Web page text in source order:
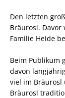
Den letzten
Bräurosl. Davor
Familie Heide
Beim Publikum
davon
viel im Bräurosl
Bräurosl